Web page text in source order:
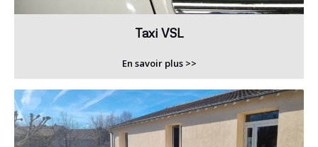
Taxi VSL
En savoir plus >>